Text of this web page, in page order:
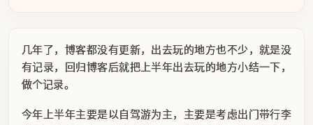
几年了，博客都没有更新，出去玩的地方也不少，就是没
有记录，回归博客后就把上半年出去玩的地方小结一下，
做个记录。
今年上半年主要是以自驾游为主，主要是考虑出门带行李